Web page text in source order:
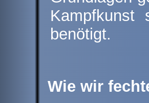
benötigt.
Wie wir